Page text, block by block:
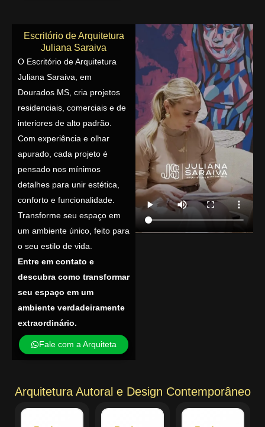
Escritório de Arquitetura
Juliana Saraiva
O Escritório de Arquitetura
Juliana Saraiva, em
Dourados MS, cria projetos
residenciais, comerciais e de
interiores de alto padrão.
Com experiência e olhar
apurado, cada projeto é
pensado nos mínimos
detalhes para unir estética,
conforto e funcionalidade.
Transforme seu espaço em
um ambiente único, feito para
o seu estilo de vida.
Entre em contato e
descubra como transformar
seu espaço em um
ambiente verdadeiramente
extraordinário.
Fale com a Arquiteta
Arquitetura Autoral e Design Contemporâneo